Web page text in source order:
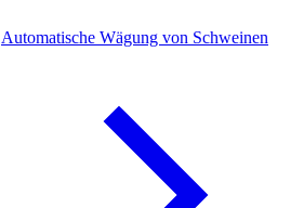
Automatische Wägung von Schweinen